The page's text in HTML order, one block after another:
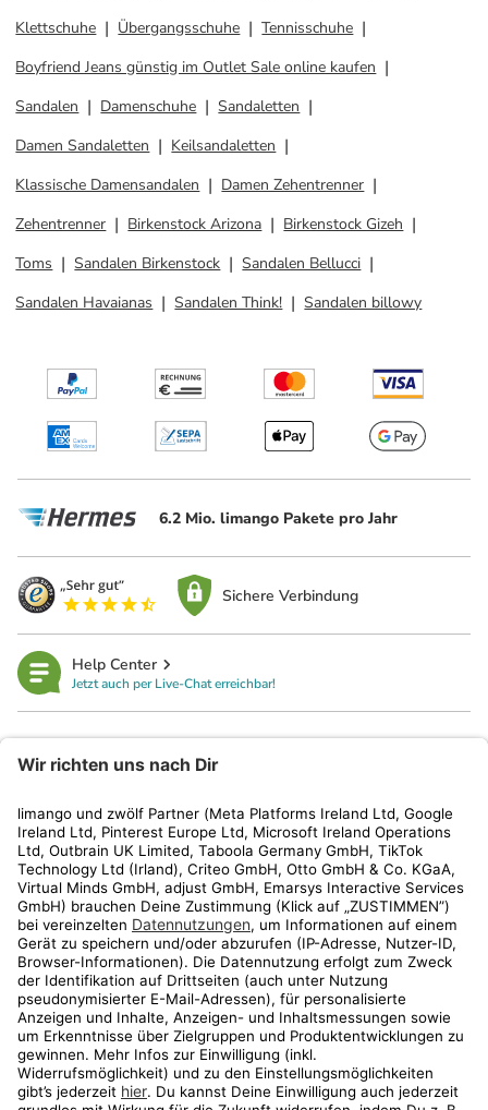
Klettschuhe
Übergangsschuhe
Tennisschuhe
Boyfriend Jeans günstig im Outlet Sale online kaufen
Sandalen
Damenschuhe
Sandaletten
Damen Sandaletten
Keilsandaletten
Klassische Damensandalen
Damen Zehentrenner
Zehentrenner
Birkenstock Arizona
Birkenstock Gizeh
Toms
Sandalen Birkenstock
Sandalen Bellucci
Sandalen Havaianas
Sandalen Think! Sandalen billowy
6.2 Mio. limango Pakete pro Jahr
Sichere Verbindung
Help Center
Jetzt auch per Live-Chat erreichbar!
Kundenservice
Shop
Aktionen
Travel